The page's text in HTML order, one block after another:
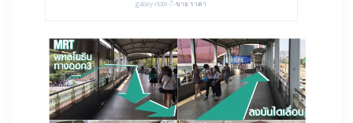
galaxy-note-7-ขาย ราคา